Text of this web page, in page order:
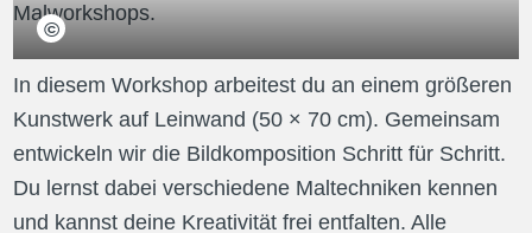
Malworkshops.
©Atelier Egmont
In diesem Workshop arbeitest du an einem größeren
Kunstwerk auf Leinwand (50 × 70 cm). Gemeinsam
entwickeln wir die Bildkomposition Schritt für Schritt.
Du lernst dabei verschiedene Maltechniken kennen
und kannst deine Kreativität frei entfalten. Alle